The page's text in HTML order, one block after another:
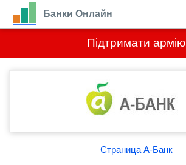
Підтримати армію
Банки Онлайн
Страница А-Банк